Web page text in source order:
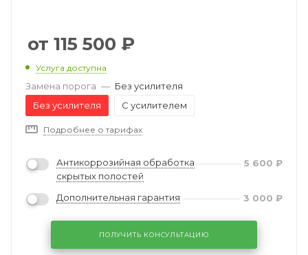
115 500 ₽
Услуга доступна
Замена порога — Без усилителя
Без усилителя
С усилителем
Подробнее о тарифах
Антикоррозийная обработка
скрытых полостей
5 600 ₽
Дополнительная гарантия 3 000 ₽
ПОЛУЧИТЬ КОНСУЛЬТАЦИЮ